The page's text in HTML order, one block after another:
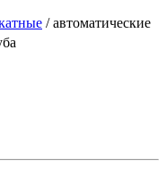
/ автоматические